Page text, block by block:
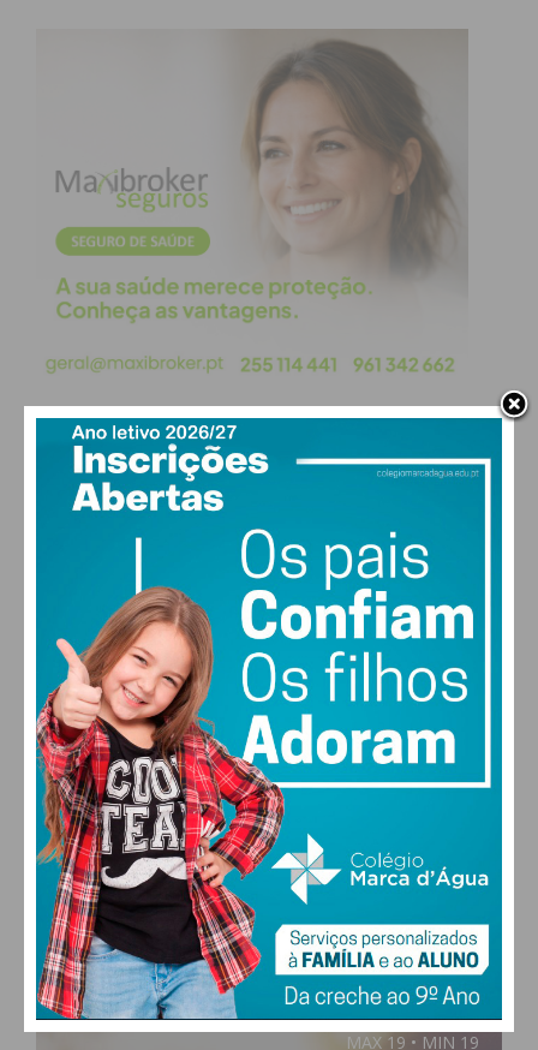
PAÇOS DE FERREIRA
19°
clear sky
80% humidade
vento: 0m/s E
MAX 19 • MIN 19